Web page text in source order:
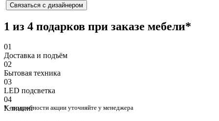
Связаться с дизайнером
1 из 4 подарков при заказе мебели*
01
Доставка и подъём
02
Бытовая техника
03
⁠LED подсветка
04
Клининг
* - подробности акции уточняйте у менеджера